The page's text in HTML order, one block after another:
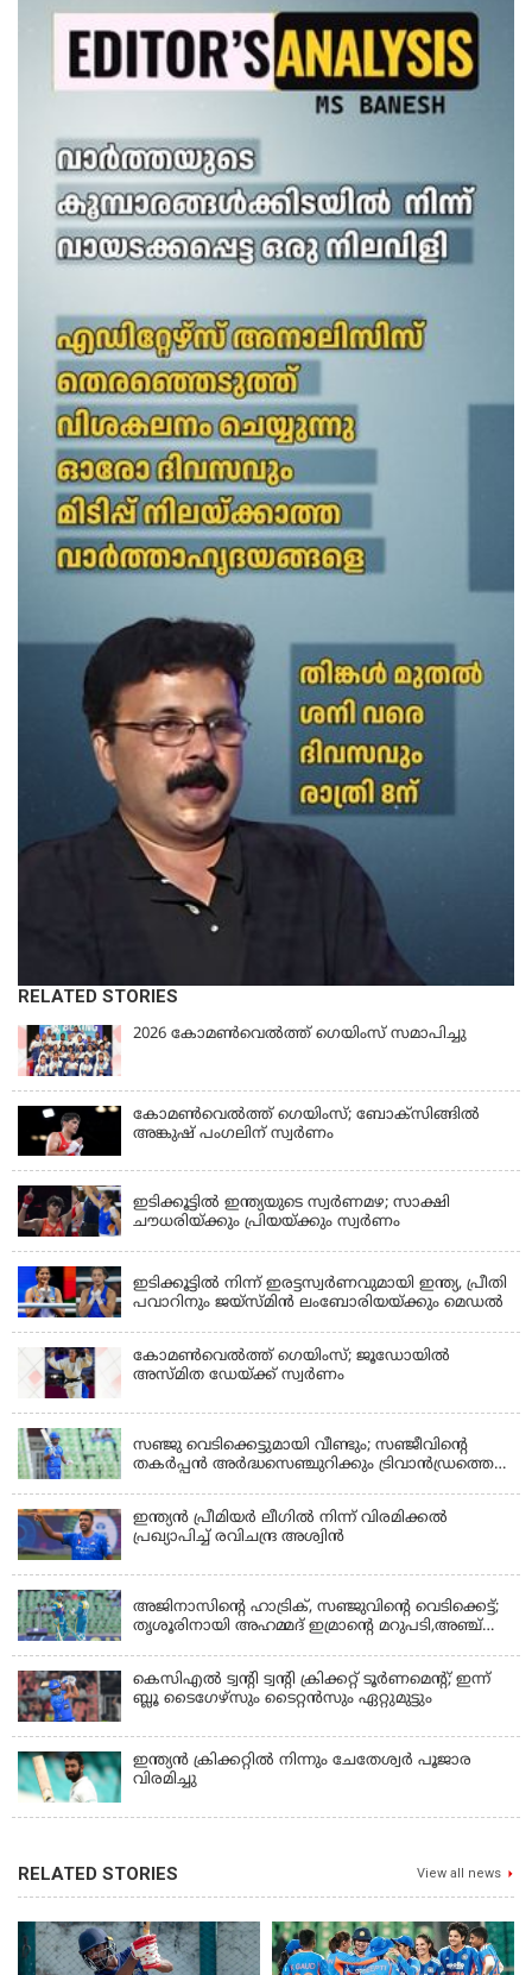
RELATED STORIES
2026 കോമണ്‍വെല്‍ത്ത് ഗെയിംസ് സമാപിച്ചു
കോമണ്‍വെല്‍ത്ത് ഗെയിംസ്; ബോക്‌സിങ്ങില്‍
അങ്കുഷ് പംഗലിന് സ്വര്‍ണം
ഇടിക്കൂട്ടിൽ ഇന്ത്യയുടെ സ്വർണമഴ; സാക്ഷി
ചൗധരിയ്ക്കും പ്രിയയ്ക്കും സ്വർണം
ഇടിക്കൂട്ടിൽ നിന്ന് ഇരട്ടസ്വർണവുമായി ഇന്ത്യ, പ്രീതി
പവാറിനും ജയ്സ്മിന്‍ ലംബോരിയയ്ക്കും മെഡൽ
കോമണ്‍വെല്‍ത്ത് ഗെയിംസ്; ജൂഡോയിൽ
അസ്മിത ഡേയ്ക്ക് സ്വർണം
സഞ്ജു വെടിക്കെട്ടുമായി വീണ്ടും; സഞ്ജീവിന്‍റെ
തകർപ്പൻ അർദ്ധസെഞ്ചുറിക്കും ട്രിവാൻഡ്രത്തെ
ഇന്ത്യന്‍ പ്രീമിയര്‍ ലീഗില്‍ നിന്ന് വിരമിക്കല്‍
പ്രഖ്യാപിച്ച് രവിചന്ദ്ര അശ്വിന്‍
അജിനാസിന്റെ ഹാട്രിക്, സഞ്ജുവിന്റെ വെടിക്കെട്ട്;
തൃശൂരിനായി അഹമ്മദ് ഇമ്രാന്റെ മറുപടി,അഞ്ച്
കെസിഎൽ ട്വൻ്റി ട്വൻ്റി ക്രിക്കറ്റ് ടൂർണമെൻ്റ്; ഇന്ന്
ബ്ലൂ ടൈഗേഴ്സും ടൈറ്റൻസും ഏറ്റുമുട്ടും
ഇന്ത്യന്‍ ക്രിക്കറ്റിൽ നിന്നും ചേതേശ്വര്‍ പൂജാര
വിരമിച്ചു
RELATED STORIES View all news